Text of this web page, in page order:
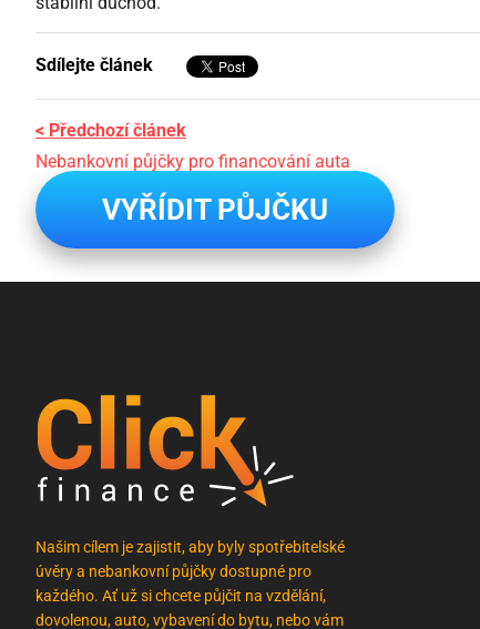
Sdílejte článek
< Předchozí článek
Nebankovní půjčky pro financování auta
VYŘÍDIT PŮJČKU
Našim cílem je zajistit, aby byly spotřebitelské
úvěry a nebankovní půjčky dostupné pro
každého. Ať už si chcete půjčit na vzdělání,
dovolenou, auto, vybavení do bytu, nebo vám